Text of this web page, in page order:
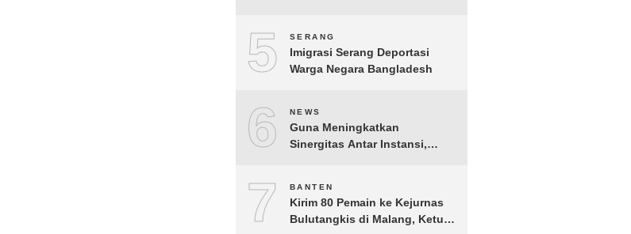
5 SERANG
Imigrasi Serang Deportasi
Warga Negara Bangladesh
6 NEWS
Guna Meningkatkan
Sinergitas Antar Instansi,
Cukai Khusus Kepri
7 BANTEN
Kirim 80 Pemain ke Kejurnas
Bulutangkis di Malang, Ketua